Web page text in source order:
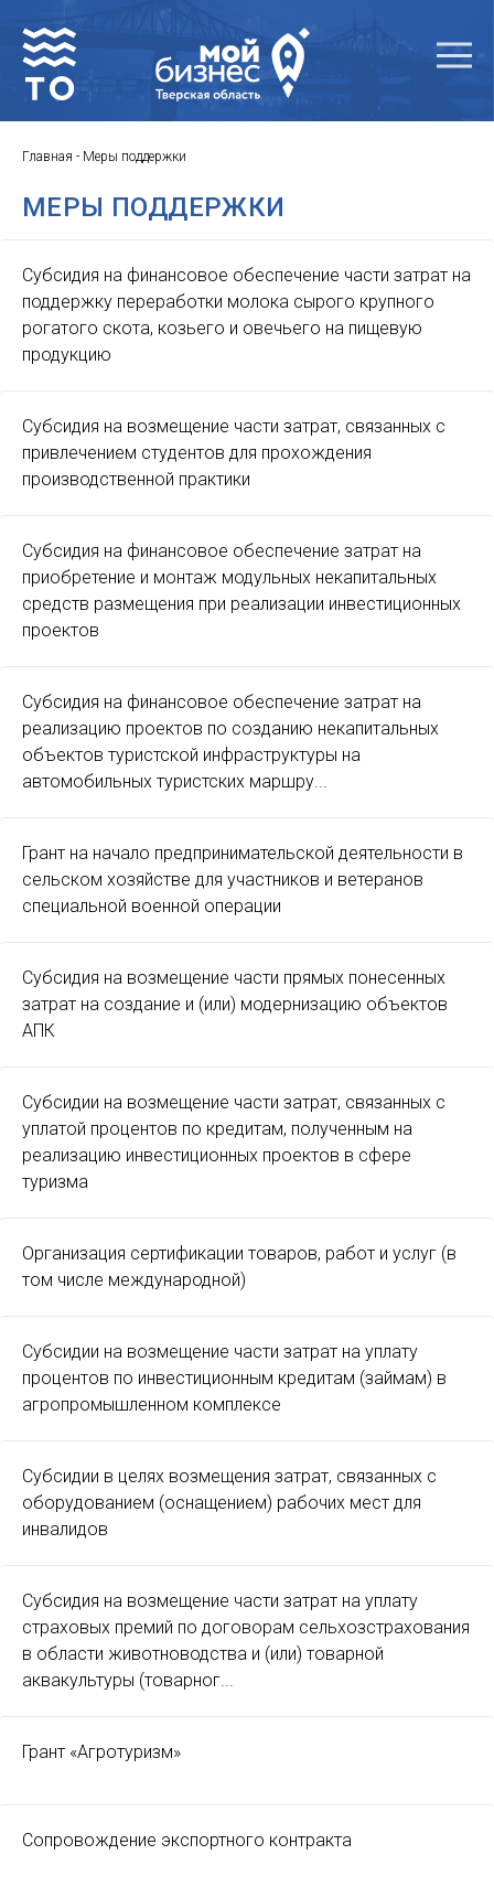
Главная - Меры поддержки
МЕРЫ ПОДДЕРЖКИ
Субсидия на финансовое обеспечение части затрат на
поддержку переработки молока сырого крупного
рогатого скота, козьего и овечьего на пищевую
продукцию
Субсидия на возмещение части затрат, связанных с
привлечением студентов для прохождения
производственной практики
Субсидия на финансовое обеспечение затрат на
приобретение и монтаж модульных некапитальных
средств размещения при реализации инвестиционных
проектов
Субсидия на финансовое обеспечение затрат на
реализацию проектов по созданию некапитальных
объектов туристской инфраструктуры на
автомобильных туристских маршру...
Грант на начало предпринимательской деятельности в
сельском хозяйстве для участников и ветеранов
специальной военной операции
Субсидия на возмещение части прямых понесенных
затрат на создание и (или) модернизацию объектов
АПК
Субсидии на возмещение части затрат, связанных с
уплатой процентов по кредитам, полученным на
реализацию инвестиционных проектов в сфере
туризма
Организация сертификации товаров, работ и услуг (в
том числе международной)
Субсидии на возмещение части затрат на уплату
процентов по инвестиционным кредитам (займам) в
агропромышленном комплексе
Субсидии в целях возмещения затрат, связанных с
оборудованием (оснащением) рабочих мест для
инвалидов
Субсидия на возмещение части затрат на уплату
страховых премий по договорам сельхозстрахования
в области животноводства и (или) товарной
аквакультуры (товарног...
Грант «Агротуризм»
Сопровождение экспортного контракта